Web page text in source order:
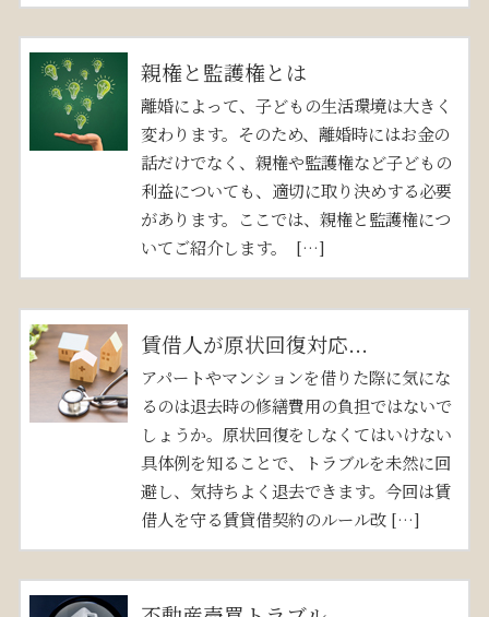
親権と監護権とは
離婚によって、子どもの生活環境は大きく
変わります。そのため、離婚時にはお金の
話だけでなく、親権や監護権など子どもの
利益についても、適切に取り決めする必要
があります。ここでは、親権と監護権につ
いてご紹介します。 […]
賃借人が原状回復対応...
アパートやマンションを借りた際に気にな
るのは退去時の修繕費用の負担ではないで
しょうか。原状回復をしなくてはいけない
具体例を知ることで、トラブルを未然に回
避し、気持ちよく退去できます。今回は賃
借人を守る賃貸借契約のルール改 […]